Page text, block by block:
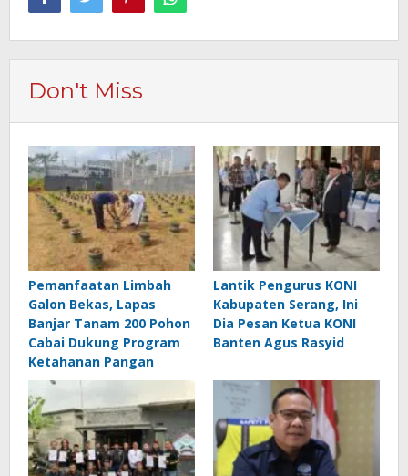
Don't Miss
Pemanfaatan Limbah
Galon Bekas, Lapas
Banjar Tanam 200 Pohon
Cabai Dukung Program
Ketahanan Pangan
Lantik Pengurus KONI
Kabupaten Serang, Ini
Dia Pesan Ketua KONI
Banten Agus Rasyid